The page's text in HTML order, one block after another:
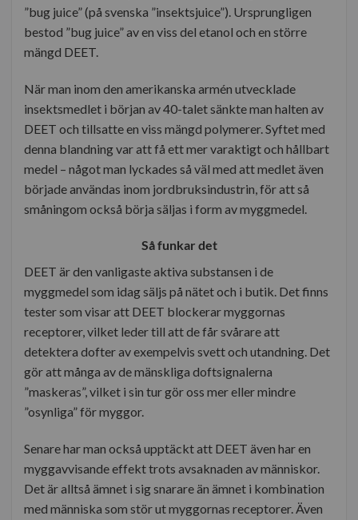
”bug juice” (på svenska ”insektsjuice”). Ursprungligen
bestod ”bug juice” av en viss del etanol och en större
mängd DEET.
När man inom den amerikanska armén utvecklade
insektsmedlet i början av 40-talet sänkte man halten av
DEET och tillsatte en viss mängd polymerer. Syftet med
denna blandning var att få ett mer varaktigt och hållbart
medel – något man lyckades så väl med att medlet även
började användas inom jordbruksindustrin, för att så
småningom också börja säljas i form av myggmedel.
Så funkar det
DEET är den vanligaste aktiva substansen i de
myggmedel som idag säljs på nätet och i butik. Det finns
tester som visar att DEET blockerar myggornas
receptorer, vilket leder till att de får svårare att
detektera dofter av exempelvis svett och utandning. Det
gör att många av de mänskliga doftsignalerna
”maskeras”, vilket i sin tur gör oss mer eller mindre
”osynliga” för myggor.
Senare har man också upptäckt att DEET även har en
myggavvisande effekt trots avsaknaden av människor.
Det är alltså ämnet i sig snarare än ämnet i kombination
med människa som stör ut myggornas receptorer. Även